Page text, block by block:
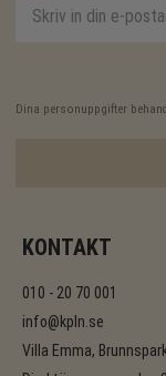
Dina personuppgifter
KONTAKT
010 - 20 70 001
info@kpln.se
Villa Emma,